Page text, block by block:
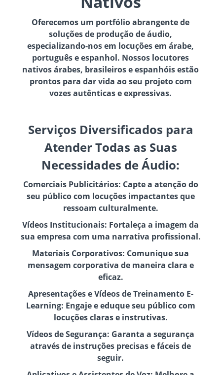
Oferecemos um portfólio abrangente de
soluções de produção de áudio,
especializando-nos em locuções em árabe,
português e espanhol. Nossos locutores
nativos árabes, brasileiros e espanhóis estão
prontos para dar vida ao seu projeto com
vozes autênticas e expressivas.
Serviços Diversificados para
Atender Todas as Suas
Necessidades de Áudio:
Comerciais Publicitários: Capte a atenção do
seu público com locuções impactantes que
ressoam culturalmente.
Vídeos Institucionais: Fortaleça a imagem da
sua empresa com uma narrativa profissional.
Materiais Corporativos: Comunique sua
mensagem corporativa de maneira clara e
eficaz.
Apresentações e Vídeos de Treinamento E-
Learning: Engaje e eduque seu público com
locuções claras e instrutivas.
Vídeos de Segurança: Garanta a segurança
através de instruções precisas e fáceis de
seguir.